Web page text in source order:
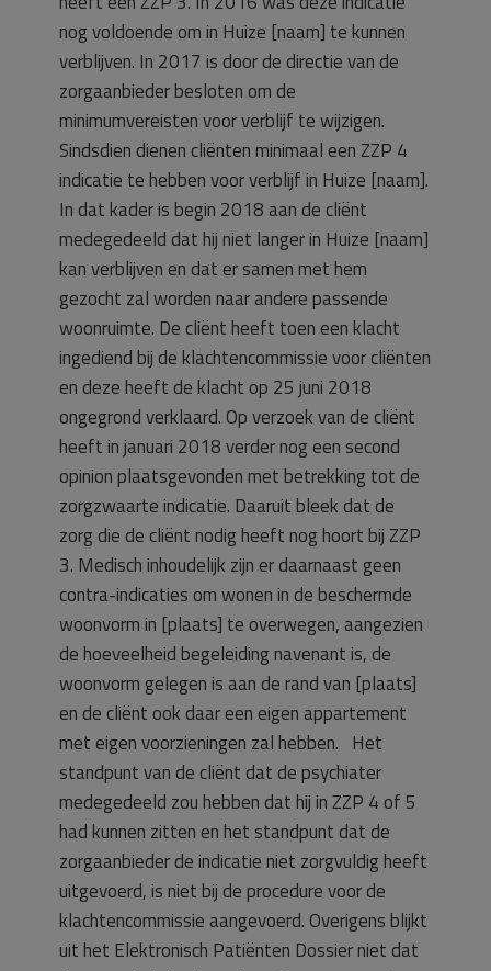
nog voldoende om in Huize [naam] te kunnen
verblijven. In 2017 is door de directie van de
zorgaanbieder besloten om de
minimumvereisten voor verblijf te wijzigen.
Sindsdien dienen cliënten minimaal een ZZP 4
indicatie te hebben voor verblijf in Huize [naam].
In dat kader is begin 2018 aan de cliënt
medegedeeld dat hij niet langer in Huize [naam]
kan verblijven en dat er samen met hem
gezocht zal worden naar andere passende
woonruimte. De cliënt heeft toen een klacht
ingediend bij de klachtencommissie voor cliënten
en deze heeft de klacht op 25 juni 2018
ongegrond verklaard. Op verzoek van de cliënt
heeft in januari 2018 verder nog een second
opinion plaatsgevonden met betrekking tot de
zorgzwaarte indicatie. Daaruit bleek dat de
zorg die de cliënt nodig heeft nog hoort bij ZZP
3. Medisch inhoudelijk zijn er daarnaast geen
contra-indicaties om wonen in de beschermde
woonvorm in [plaats] te overwegen, aangezien
de hoeveelheid begeleiding navenant is, de
woonvorm gelegen is aan de rand van [plaats]
en de cliënt ook daar een eigen appartement
met eigen voorzieningen zal hebben. Het
standpunt van de cliënt dat de psychiater
medegedeeld zou hebben dat hij in ZZP 4 of 5
had kunnen zitten en het standpunt dat de
zorgaanbieder de indicatie niet zorgvuldig heeft
uitgevoerd, is niet bij de procedure voor de
klachtencommissie aangevoerd. Overigens blijkt
uit het Elektronisch Patiënten Dossier niet dat